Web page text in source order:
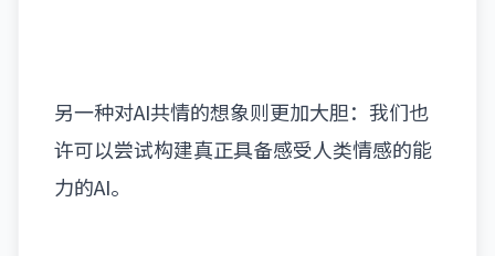
另一种对AI共情的想象则更加大胆：我们也
许可以尝试构建真正具备感受人类情感的能
力的AI。